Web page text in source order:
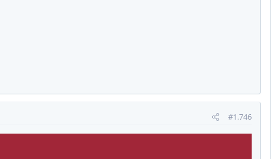
#1.746